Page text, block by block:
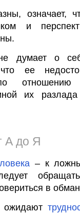
означает,
и
думает о
ее
отношению
их
А до Я
– к
в
ожидают